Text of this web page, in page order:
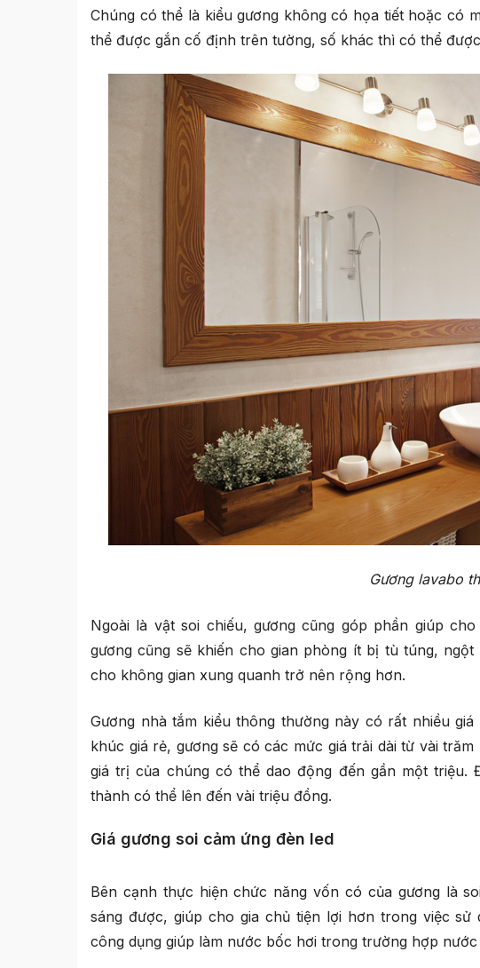
Chúng có thể là kiểu gương không có họa tiết hoặc có
thể được gắn cố định trên tường, số khác thì có thể
Gương lavabo
Ngoài là vật soi chiếu, gương cũng góp phần giúp
gương cũng sẽ khiến cho gian phòng ít bị tù túng,
cho không gian xung quanh trở nên rộng hơn.
Gương nhà tắm kiểu thông thường này có rất nhiều
khúc giá rẻ, gương sẽ có các mức giá trải dài từ vài
giá trị của chúng có thể dao động đến gần một triệu.
thành có thể lên đến vài triệu đồng.
Giá gương soi cảm ứng đèn led
Bên cạnh thực hiện chức năng vốn có của gương là
sáng được, giúp cho gia chủ tiện lợi hơn trong việc
công dụng giúp làm nước bốc hơi trong trường hợp